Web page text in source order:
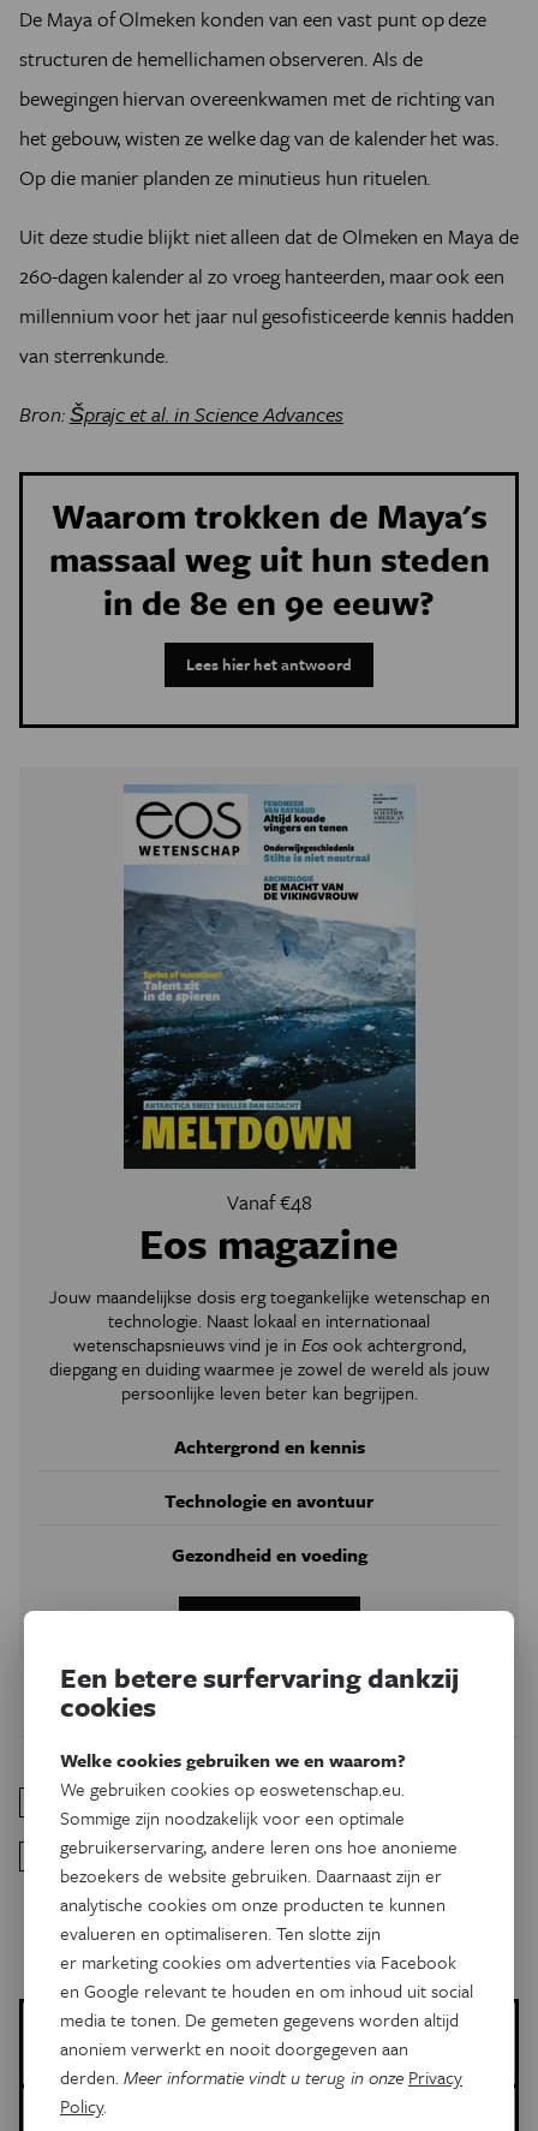
De Maya of Olmeken konden van een vast punt op deze
structuren de hemellichamen observeren. Als de
bewegingen hiervan overeenkwamen met de richting van
het gebouw, wisten ze welke dag van de kalender het was.
Op die manier planden ze minutieus hun rituelen.
Uit deze studie blijkt niet alleen dat de Olmeken en Maya de
260-dagen kalender al zo vroeg hanteerden, maar ook een
millennium voor het jaar nul gesofisticeerde kennis hadden
van sterrenkunde.
Bron:Šprajc et al. in Science Advances
Waarom trokken de Maya's
massaal weg uit hun steden
in de 8e en 9e eeuw?
Lees hier het antwoord
Vanaf €48
Eos magazine
Jouw maandelijkse dosis erg toegankelijke wetenschap en
technologie. Naast lokaal en internationaal
wetenschapsnieuws vind je in Eosook achtergrond,
diepgang en duiding waarmee je zowel de wereld als jouw
persoonlijke leven beter kan begrijpen.
Achtergrond en kennis
Technologie en avontuur
Gezondheid en voeding
Neem abonnement
fragmenten van een muurschildering Stuart et al. in Science
LIDAR Fernandez-Diaz et al. in MDPI
Thor Deyaert
Meer artikels van deze auteur
Meer over de volgende onderwerpen:
Een betere surfervaring dankzij
cookies
Welke cookies gebruiken we en waarom?
We gebruiken cookies op eoswetenschap.eu.
Sommige zijn noodzakelijk voor een optimale
gebruikerservaring, andere leren ons hoe anonieme
bezoekers de website gebruiken. Daarnaast zijn er
analytische cookies om onze producten te kunnen
evalueren en optimaliseren. Ten slotte zijn
er marketing cookies om advertenties via Facebook
en Google relevant te houden en om inhoud uit social
media te tonen. De gemeten gegevens worden altijd
anoniem verwerkt en nooit doorgegeven aan
derden.Meer informatie vindt u terug in onze Privacy
Policy.